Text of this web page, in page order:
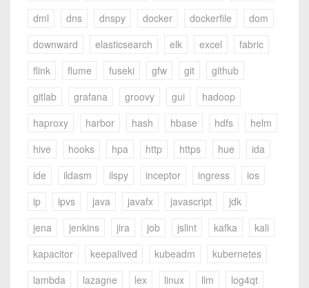
dml
dns dnspy docker dockerfile
dom
downward
elasticsearch elk excel
fabric
flink
flume fuseki gfw git
github
gitlab
grafana groovy gui
hadoop
haproxy
harbor hash hbase hdfs
helm
hive
hooks hpa http https hue
ida
ide
ildasm ilspy inceptor ingress
ios
ip
ipvs java javafx javascript
jdk
jena
jenkins jira job jslint kafka
kali
kapacitor
keepalived kubeadm
kubernetes
lambda
lazagne lex linux llm
log4qt